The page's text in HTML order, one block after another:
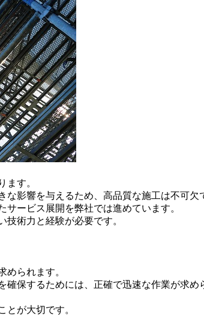
ます。
な影響を与えるため、高品質な施工は不可欠
ービス展開を弊社では進めています。
術力と経験が必要です。
められます。
確保するためには、正確で迅速な作業が求め
とが大切です。